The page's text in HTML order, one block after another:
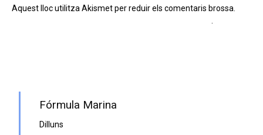
Aquest lloc utilitza Akismet per reduir els comentaris brossa.
Fórmula Marina
Dilluns